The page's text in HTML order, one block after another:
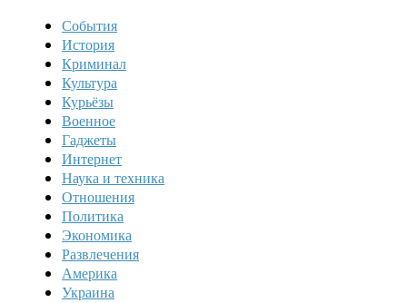
События
История
Криминал
Культура
Курьёзы
Военное
Гаджеты
Интернет
Наука и техника
Отношения
Политика
Экономика
Развлечения
Америка
Украина